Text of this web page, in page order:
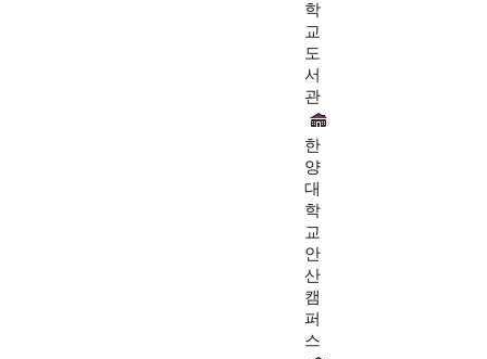
학
교
도
서
관
한
양
대
학
교
안
산
캠
퍼
스